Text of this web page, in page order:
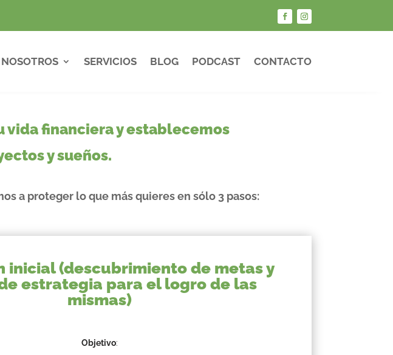
NOSOTROS SERVICIOS BLOG PODCAST CONTACTO
vida financiera y establecemos
y sueños.
a proteger lo que más quieres en sólo 3 pasos:
inicial (descubrimiento de metas y
estrategia para el logro de las
mismas)
Objetivo: